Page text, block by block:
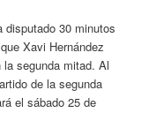
disputado 30 minutos
Xavi Hernández
segunda mitad. Al
de la segunda
el sábado 25 de